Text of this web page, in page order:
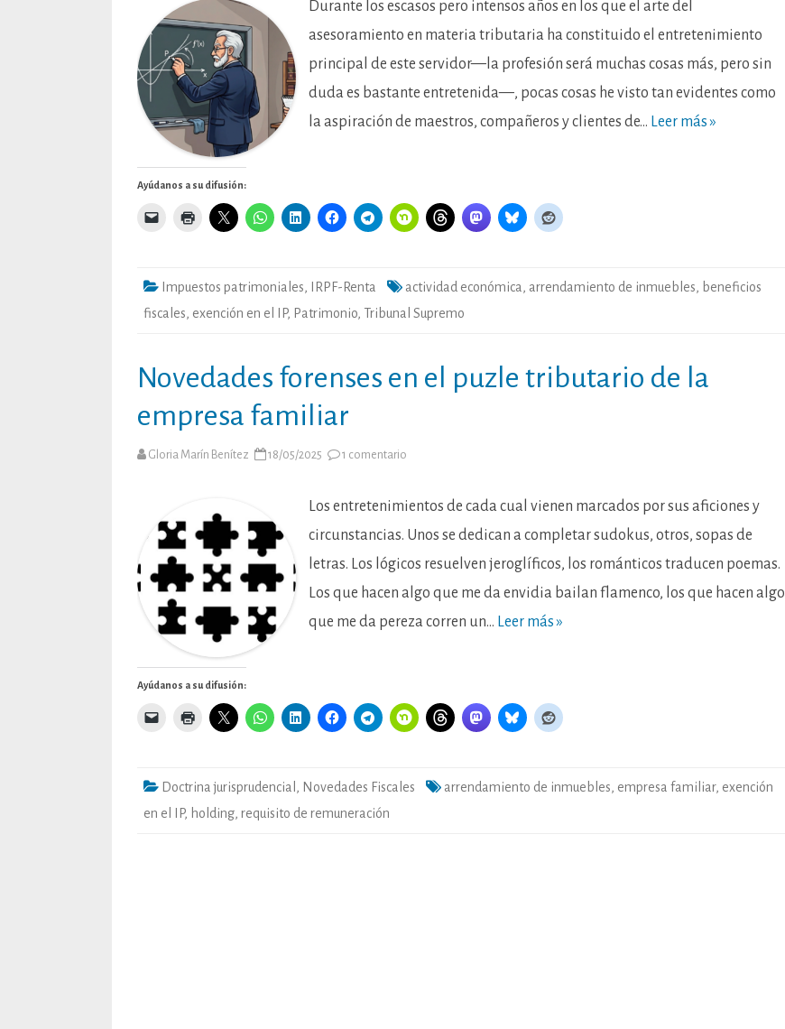
salir
la
tangente.
Reflexiones
sobre
novedades
arrendamiento
de
empresa
familiar.
Durante los escasos pero intensos años en los que el arte del
asesoramiento en materia tributaria ha constituido el entretenimiento
principal de este servidor—la profesión será muchas cosas más, pero sin
duda es bastante entretenida—, pocas cosas he visto tan evidentes como
la aspiración de maestros, compañeros y clientes de… Leer más »
Ayúdanos a su difusión:
Impuestos patrimoniales, IRPF-Renta actividad económica , arrendamiento de inmuebles, beneficios
fiscales, exención en el IP, Patrimonio, Tribunal Supremo
Novedades forenses en el puzle tributario de la
empresa familiar
Gloria Marín Benítez 18/05/2025 1 comentario
el
tributario
de
empresa
Los entretenimientos de cada cual vienen marcados por sus aficiones y
circunstancias. Unos se dedican a completar sudokus, otros, sopas de
letras. Los lógicos resuelven jeroglíficos, los románticos traducen poemas.
Los que hacen algo que me da envidia bailan flamenco, los que hacen algo
que me da pereza corren un… Leer más »
Ayúdanos a su difusión:
Doctrina jurisprudencial , Novedades Fiscales arrendamiento de inmuebles, empresa familiar, exención
en el IP, holding, requisito de remuneración